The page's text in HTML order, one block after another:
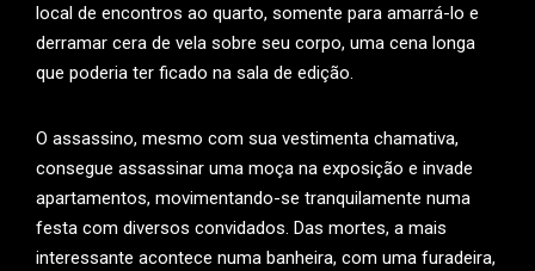
local de encontros ao quarto, somente para amarrá-lo e
derramar cera de vela sobre seu corpo, uma cena longa
que poderia ter ficado na sala de edição.
O assassino, mesmo com sua vestimenta chamativa,
consegue assassinar uma moça na exposição e invade
apartamentos, movimentando-se tranquilamente numa
festa com diversos convidados. Das mortes, a mais
interessante acontece numa banheira, com uma furadeira,